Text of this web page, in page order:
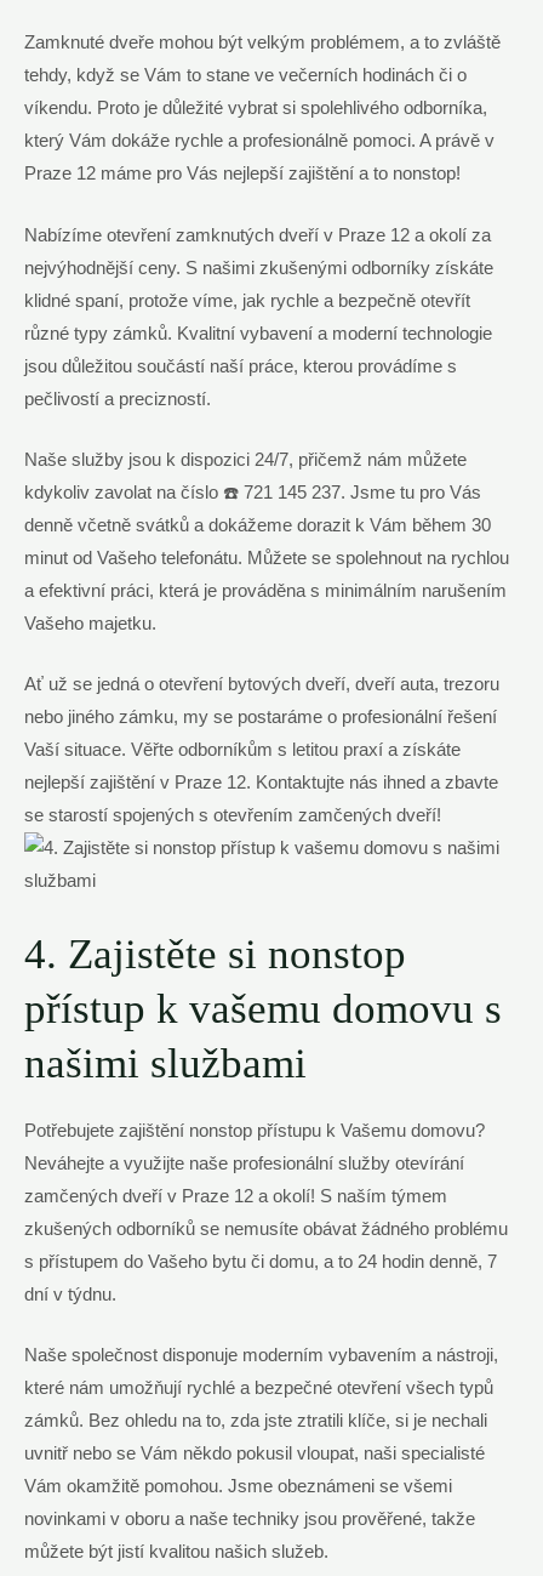
Zamknuté dveře mohou být velkým problémem, a to zvláště
tehdy, když se Vám to stane ve večerních hodinách či o
víkendu. Proto je důležité vybrat si spolehlivého odborníka,
který Vám dokáže rychle a profesionálně pomoci. A právě v
Praze 12 máme pro Vás nejlepší zajištění a to nonstop!
Nabízíme otevření zamknutých dveří v Praze 12 a okolí za
nejvýhodnější ceny. S našimi zkušenými odborníky získáte
klidné spaní, protože víme, jak rychle a bezpečně otevřít
různé typy zámků. Kvalitní vybavení a moderní technologie
jsou důležitou součástí naší práce, kterou provádíme s
pečlivostí a precizností.
Naše služby jsou k dispozici 24/7, přičemž nám můžete
kdykoliv zavolat na číslo ☎️ 721 145 237. Jsme tu pro Vás
denně včetně svátků a dokážeme dorazit k Vám během 30
minut od Vašeho telefonátu. Můžete se spolehnout na rychlou
a efektivní práci, která je prováděna s minimálním narušením
Vašeho majetku.
Ať už se jedná o otevření bytových dveří, dveří auta, trezoru
nebo jiného zámku, my se postaráme o profesionální řešení
Vaší situace. Věřte odborníkům s letitou praxí a získáte
nejlepší zajištění v Praze 12. Kontaktujte nás ihned a zbavte
se starostí spojených s otevřením zamčených dveří!
4. Zajistěte si nonstop
přístup k vašemu domovu s
našimi službami
Potřebujete zajištění nonstop přístupu k Vašemu domovu?
Neváhejte a využijte naše profesionální služby otevírání
zamčených dveří v Praze 12 a okolí! S naším týmem
zkušených odborníků se nemusíte obávat žádného problému
s přístupem do Vašeho bytu či domu, a to 24 hodin denně, 7
dní v týdnu.
Naše společnost disponuje moderním vybavením a nástroji,
které nám umožňují rychlé a bezpečné otevření všech typů
zámků. Bez ohledu na to, zda jste ztratili klíče, si je nechali
uvnitř nebo se Vám někdo pokusil vloupat, naši specialisté
Vám okamžitě pomohou. Jsme obeznámeni se všemi
novinkami v oboru a naše techniky jsou prověřené, takže
můžete být jistí kvalitou našich služeb.